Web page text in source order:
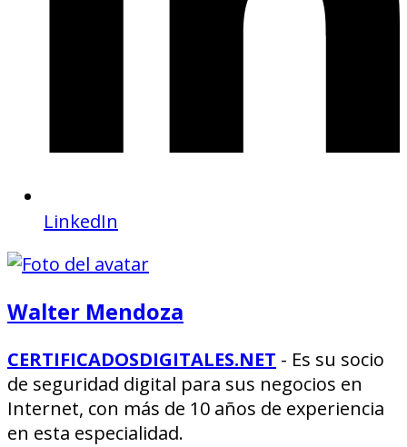
LinkedIn
Walter Mendoza
CERTIFICADOSDIGITALES.NET - Es su socio
de seguridad digital para sus negocios en
Internet, con más de 10 años de experiencia
en esta especialidad.